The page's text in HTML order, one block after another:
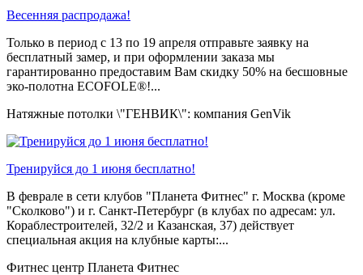
Весенняя распродажа!
Только в период c 13 по 19 апреля отправьте заявку на
бесплатный замер, и при оформлении заказа мы
гарантированно предоставим Вам скидку 50% на бесшовные
эко-полотна ECOFOLE®!...
Натяжные потолки \"ГЕНВИК\": компания GenVik
Тренируйся до 1 июня бесплатно!
В феврале в сети клубов "Планета Фитнес" г. Москва (кроме
"Сколково") и г. Санкт-Петербург (в клубах по адресам: ул.
Кораблестроителей, 32/2 и Казанская, 37) действует
специальная акция на клубные карты:...
Фитнес центр Планета Фитнес